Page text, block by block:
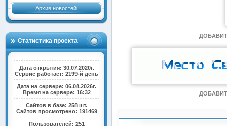
Архив новостей
Статистика проекта
Дата открытия: 30.07.2020г.
Сервис работает: 2199-й день
Дата на сервере: 06.08.2026г.
Время на сервере: 16:32
Сайтов в базе: 258 шт.
Сайтов просмотрено: 191469
Пользователей: 251